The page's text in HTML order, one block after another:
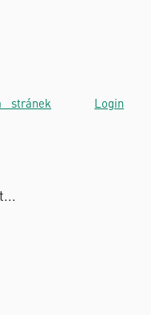
stránek Login